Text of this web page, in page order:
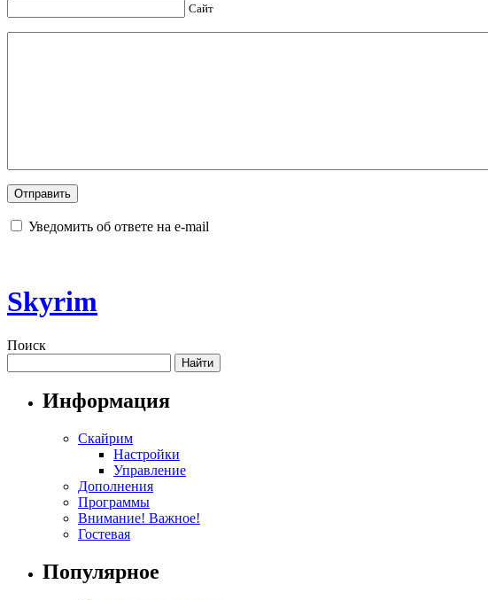
Сайт
Уведомить об ответе на e-mail
Skyrim
Поиск
Информация
Скайрим
Настройки
Управление
Дополнения
Программы
Внимание! Важное!
Гостевая
Популярное